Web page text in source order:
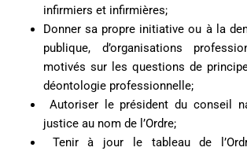
infirmiers et infirmières;
Donner sa propre initiative ou à la
publique, d’organisations
motivés sur les questions de
déontologie professionnelle;
Autoriser le président du conseil
justice au nom de l’Ordre;
Tenir à jour le tableau de